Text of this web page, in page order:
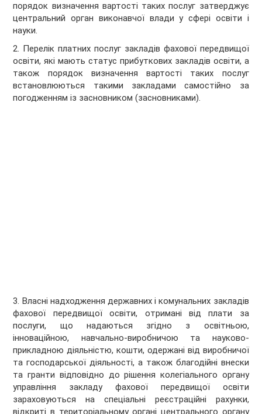
порядок визначення вартості таких послуг затверджує
центральний орган виконавчої влади у сфері освіти і
науки.
2. Перелік платних послуг закладів фахової передвищої
освіти, які мають статус прибуткових закладів освіти, а
також порядок визначення вартості таких послуг
встановлюються такими закладами самостійно за
погодженням із засновником (засновниками).
3. Власні надходження державних і комунальних закладів
фахової передвищої освіти, отримані від плати за
послуги, що надаються згідно з освітньою,
інноваційною, навчально-виробничою та науково-
прикладною діяльністю, кошти, одержані від виробничої
та господарської діяльності, а також благодійні внески
та гранти відповідно до рішення колегіального органу
управління закладу фахової передвищої освіти
зараховуються на спеціальні реєстраційні рахунки,
відкриті в територіальному органі центрального органу